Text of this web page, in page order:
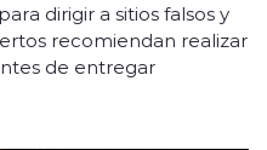
dirigir a sitios falsos y
recomiendan realizar
de entregar